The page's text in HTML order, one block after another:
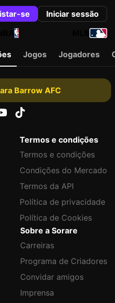
se
Iniciar sessão
NBA
Jogos Jogadores
Barrow AFC
Termos e condições
Termos e condições
Condições do Mercado
Termos da API
Política de privacidade
Política de Cookies
Sobre a Sorare
Carreiras
Programa de Criadores
Convidar amigos
Imprensa